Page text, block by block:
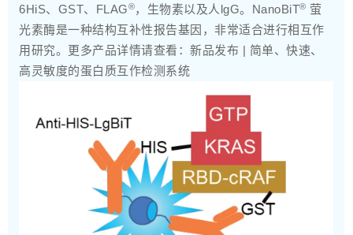
6HiS、GST、FLAG®，生物素以及人lgG。NanoBiT® 萤
光素酶是一种结构互补性报告基因，非常适合进行相互作
用研究。更多产品详情请查看： 新品发布 | 简单、快速、
高灵敏度的蛋白质互作检测系统